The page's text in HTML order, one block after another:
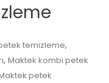
temizleme,
, Maktek kombi petek
petek